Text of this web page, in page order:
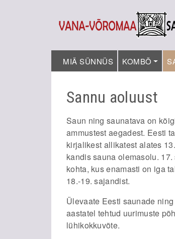
MIÄ SÜNNÜS KOMBÕ
Sannu aoluust
Saun ning saunatava on
ammustest aegadest. Eesti
kirjalikest allikatest alates
kandis sauna olemasolu.
kohta, kus enamasti on iga
18.-19. sajandist.
Ülevaate Eesti saunade
aastatel tehtud uurimuste
lühikokkuvõte.